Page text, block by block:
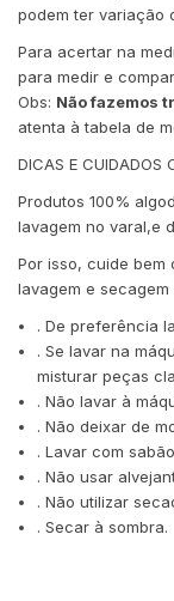
podem ter variação
Para acertar na
para medir e
Obs: Não fazemos
atenta à tabela de
DICAS E CUIDADOS
Produtos 100%
lavagem no varal,e
Por isso, cuide bem
lavagem
. De preferência
. Se lavar na
misturar peças
. Não lavar à
. Não deixar de
. Lavar com
. Não usar
. Não utilizar
. Secar à sombra.